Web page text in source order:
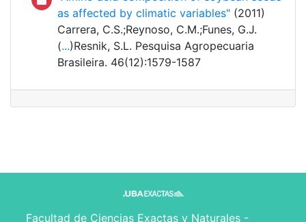
as affected by climatic variables" (2011)
Carrera, C.S.;Reynoso, C.M.;Funes, G.J.
(...)Resnik, S.L. Pesquisa Agropecuaria
Brasileira. 46(12):1579-1587
Facultad de Ciencias Exactas y Naturales -